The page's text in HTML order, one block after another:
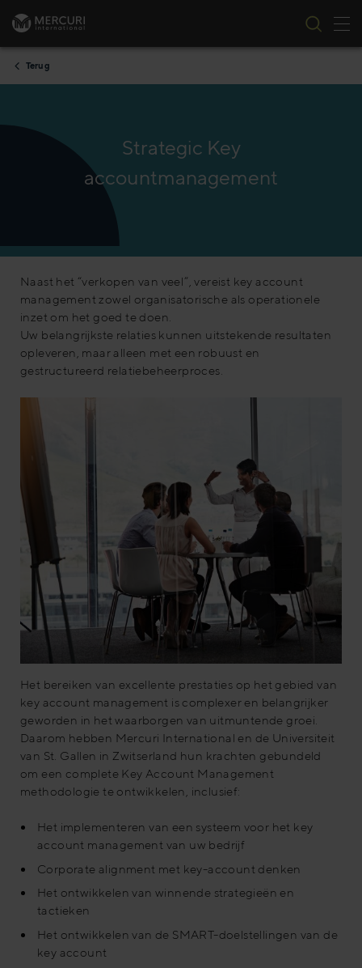
Ga naar inhoud
Terug
Strategic Key
accountmanagement
Naast het “verkopen van veel”, vereist key account
management zowel organisatorische als operationele
inzet om het goed te doen.
Uw belangrijkste relaties kunnen uitstekende resultaten
opleveren, maar alleen met een robuust en
gestructureerd relatiebeheerproces.
Het bereiken van excellente prestaties op het gebied van
key account management is complexer en belangrijker
geworden in het waarborgen van uitmuntende groei.
Daarom hebben Mercuri International en de Universiteit
van St. Gallen in Zwitserland hun krachten gebundeld
om een complete Key Account Management
methodologie te ontwikkelen, inclusief:
Het implementeren van een systeem voor het key
account management van uw bedrijf
Corporate alignment met key-account denken
Het ontwikkelen van winnende strategieën en
tactieken
Het ontwikkelen van de SMART-doelstellingen van de
key account